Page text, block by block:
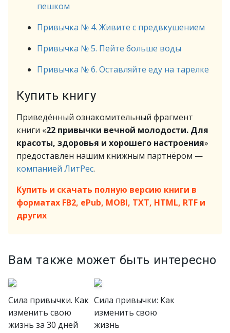
пешком
Привычка № 4. Живите с предвкушением
Привычка № 5. Пейте больше воды
Привычка № 6. Оставляйте еду на тарелке
Купить книгу
Приведённый ознакомительный фрагмент
книги «22 привычки вечной молодости. Для
красоты, здоровья и хорошего настроения»
предоставлен нашим книжным партнёром —
компанией ЛитРес.
Купить и скачать полную версию книги в
форматах FB2, ePub, MOBI, TXT, HTML, RTF и
других
Вам также может быть интересно
Сила привычки. Как
изменить свою
жизнь за 30 дней
Сила привычки: Как
изменить свою
жизнь